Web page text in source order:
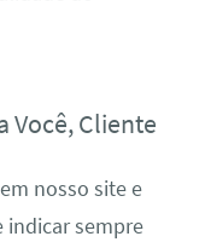
Você, Cliente
nosso site e
indicar sempre